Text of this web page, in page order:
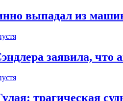
выпадал из
заявила, что
трагическая